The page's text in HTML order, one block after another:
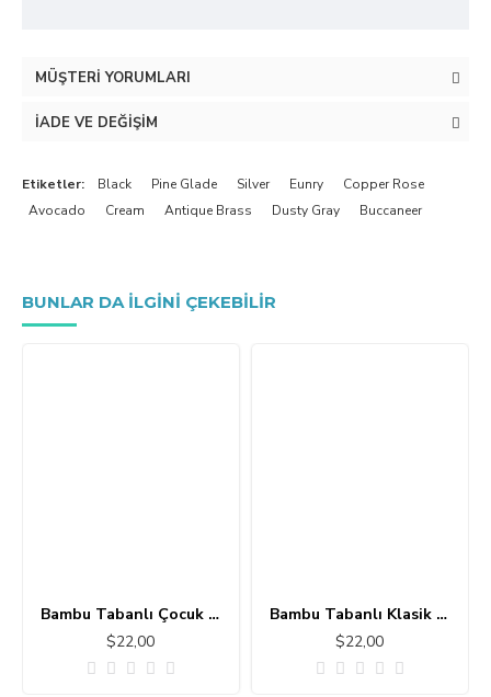
MÜŞTERI YORUMLARI
İADE VE DEĞIŞIM
Etiketler: Black Pine Glade Silver Eunry
Copper Rose
Avocado
Cream Antique Brass Dusty Gray Buccaneer
BUNLAR DA ILGINI ÇEKEBILIR
Bambu Tabanlı Çocuk Halısı MC101
$22,00
Bambu Tabanlı Klasik Halı MS109
$22,00